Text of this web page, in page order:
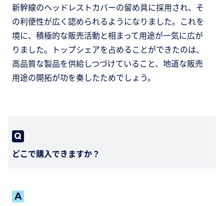
新幹線のヘッドレストカバーの留め具に採用され、そ
の利便性が広く認められるようになりました。これを
境に、積極的な販売活動と相まって用途が一気に広が
りました。トップシェアを占めることができたのは、
高品質な製品を供給しつづけていること、地道な販売
用途の開拓が功を奏したためでしょう。
どこで購入できますか？